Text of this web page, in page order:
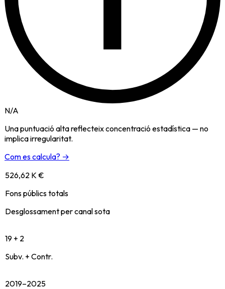
N/A
Una puntuació alta reflecteix concentració estadística — no
implica irregularitat.
Com es calcula? →
526,62 K €
Fons públics totals
Desglossament per canal sota
19 + 2
Subv. + Contr.
2019–2025